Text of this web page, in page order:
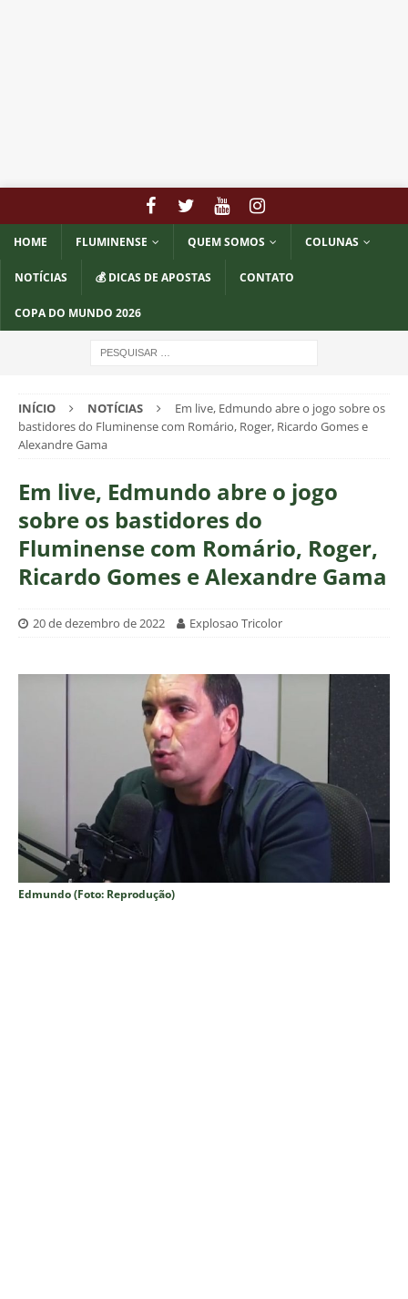
HOME FLUMINENSE QUEM SOMOS COLUNAS
NOTÍCIAS 💰 DICAS DE APOSTAS CONTATO
COPA DO MUNDO 2026
INÍCIO NOTÍCIAS
Em live, Edmundo abre o jogo sobre os
bastidores do Fluminense com Romário, Roger, Ricardo Gomes e
Alexandre Gama
Em live, Edmundo abre o jogo
sobre os bastidores do
Fluminense com Romário, Roger,
Ricardo Gomes e Alexandre Gama
20 de dezembro de 2022 Explosao Tricolor
Edmundo (Foto: Reprodução)